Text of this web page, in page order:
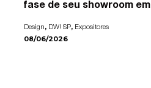
fase de seu showroom
Design, DW! SP, Expositores
08/06/2026